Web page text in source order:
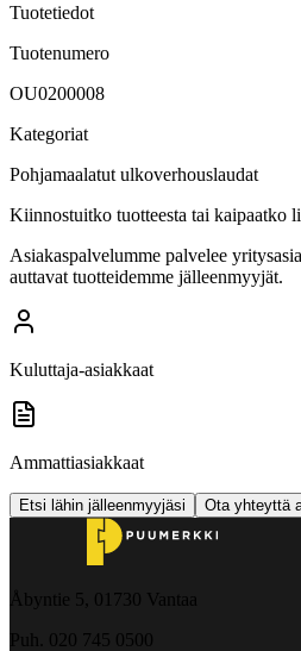
Tuotetiedot
Tuotenumero
OU0200008
Kategoriat
Pohjamaalatut ulkoverhouslaudat
Kiinnostuitko tuotteesta tai kaipaatko
Asiakaspalvelumme palvelee
auttavat tuotteidemme jälleenmyyjät.
Kuluttaja-asiakkaat
Ammattiasiakkaat
Etsi lähin jälleenmyyjäsi Ota yhteyttä
Åbyntie 5, 01730 Vantaa
Puh. 020 745 0500